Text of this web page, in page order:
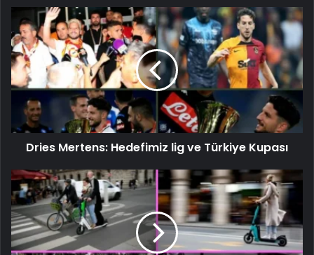
Dries Mertens: Hedefimiz lig ve Türkiye Kupası